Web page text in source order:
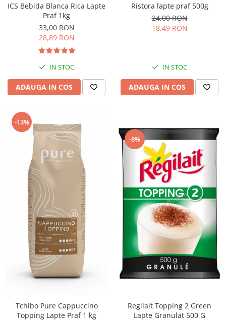
ICS Bebida Blanca Rica Lapte
Praf 1kg
33,00 RON
28,89 RON
IN STOC
ADAUGA IN COS
Ristora lapte praf 500g
24,00 RON
18,49 RON
IN STOC
ADAUGA IN COS
-13%
Tchibo Pure Cappuccino
Topping Lapte Praf 1 kg
-8%
Regilait Topping 2 Green
Lapte Granulat 500 G